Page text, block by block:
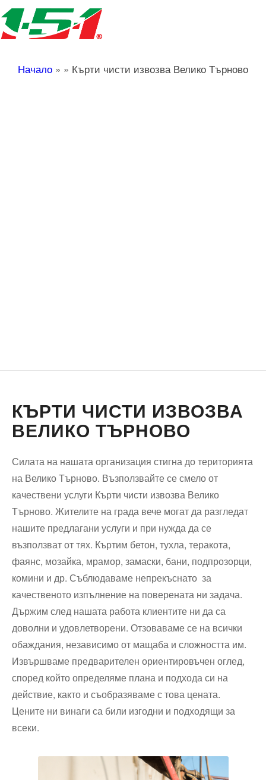
Начало » » Кърти чисти извозва Велико Търново
КЪРТИ ЧИСТИ ИЗВОЗВА
ВЕЛИКО ТЪРНОВО
Силата на нашата организация стигна до територията
на Велико Търново. Възползвайте се смело от
качествени услуги Кърти чисти извозва Велико
Търново. Жителите на града вече могат да разгледат
нашите предлагани услуги и при нужда да се
възползват от тях. Къртим бетон, тухла, теракота,
фаянс, мозайка, мрамор, замаски, бани, подпрозорци,
комини и др. Съблюдаваме непрекъснато за
качественото изпълнение на поверената ни задача.
Държим след нашата работа клиентите ни да са
доволни и удовлетворени. Отзоваваме се на всички
обаждания, независимо от мащаба и сложността им.
Извършваме предварителен ориентировъчен оглед,
според който определяме плана и подхода си на
действие, както и съобразяваме с това цената.
Цените ни винаги са били изгодни и подходящи за
всеки.